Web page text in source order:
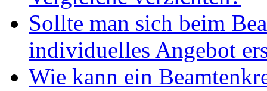
Sollte man sich beim
individuelles Angebot
Wie kann ein